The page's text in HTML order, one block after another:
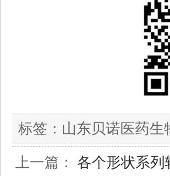
标签： 山东贝诺医药生
上一篇： 各个形状系列